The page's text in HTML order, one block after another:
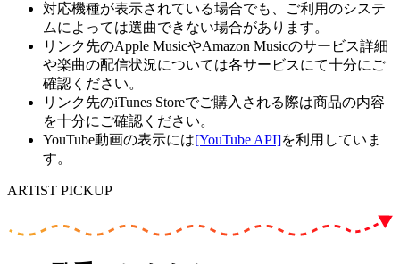
対応機種が表示されている場合でも、ご利用のシステ
ムによっては選曲できない場合があります。
リンク先のApple MusicやAmazon Musicのサービス詳細
や楽曲の配信状況については各サービスにて十分にご
確認ください。
リンク先のiTunes Storeでご購入される際は商品の内容
を十分にご確認ください。
YouTube動画の表示には[YouTube API]を利用していま
す。
ARTIST PICKUP